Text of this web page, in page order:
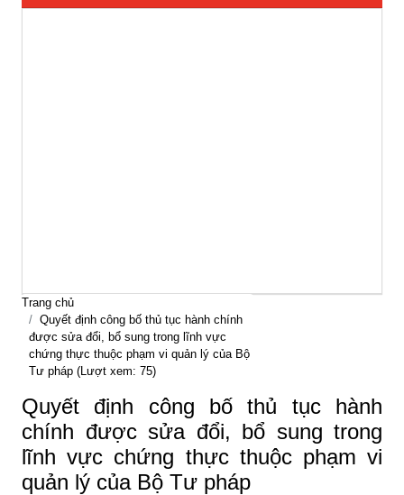
Trang chủ
Quyết định công bố thủ tục hành chính
được sửa đổi, bổ sung trong lĩnh vực
chứng thực thuộc phạm vi quản lý của Bộ
Tư pháp (Lượt xem: 75)
Quyết định công bố thủ tục hành
chính được sửa đổi, bổ sung trong
lĩnh vực chứng thực thuộc phạm vi
quản lý của Bộ Tư pháp